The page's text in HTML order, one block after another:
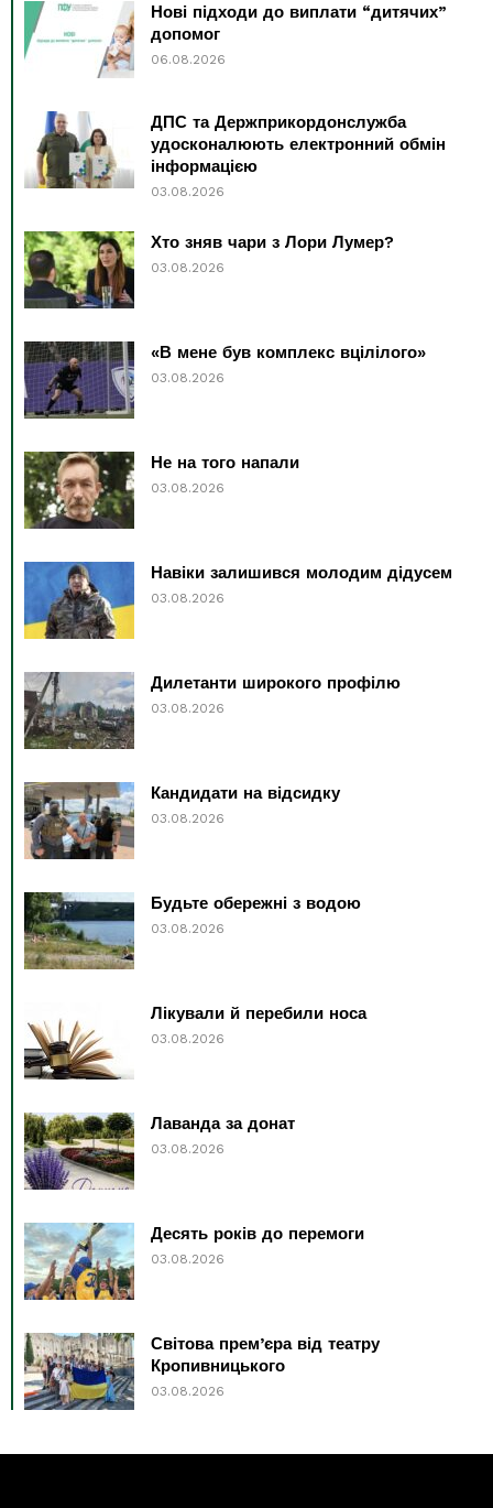
Нові підходи до виплати “дитячих”
допомог
06.08.2026
ДПС та Держприкордонслужба
удосконалюють електронний обмін
інформацією
03.08.2026
Хто зняв чари з Лори Лумер?
03.08.2026
«В мене був комплекс вцілілого»
03.08.2026
Не на того напали
03.08.2026
Навіки залишився молодим дідусем
03.08.2026
Дилетанти широкого профілю
03.08.2026
Кандидати на відсидку
03.08.2026
Будьте обережні з водою
03.08.2026
Лікували й перебили носа
03.08.2026
Лаванда за донат
03.08.2026
Десять років до перемоги
03.08.2026
Світова прем’єра від театру
Кропивницького
03.08.2026